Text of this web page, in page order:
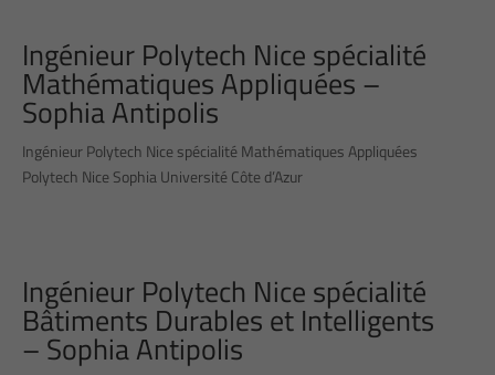
Ingénieur Polytech Nice spécialité
Mathématiques Appliquées –
Sophia Antipolis
Ingénieur Polytech Nice spécialité Mathématiques Appliquées
Polytech Nice Sophia Université Côte d’Azur
Ingénieur Polytech Nice spécialité
Bâtiments Durables et Intelligents
– Sophia Antipolis